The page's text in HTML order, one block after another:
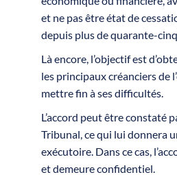
et ne pas être état de
depuis plus de quarante-
Là encore, l’objectif est
les principaux créanciers de
mettre fin à ses difficultés.
L’accord peut être constaté
Tribunal, ce qui lui donnera
exécutoire. Dans ce cas,
et demeure confidentiel.